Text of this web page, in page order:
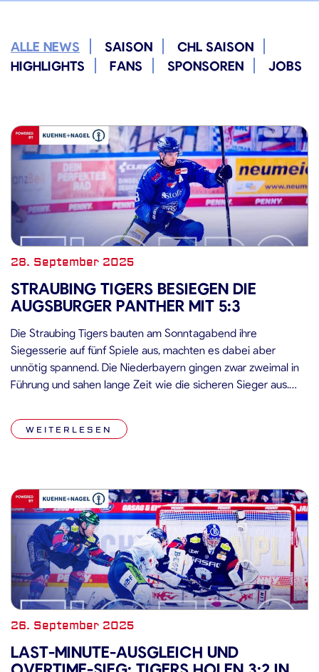
ALLE NEWS SAISON
CHL SAISON
HIGHLIGHTS
FANS SPONSOREN JOBS
28. September 2025
STRAUBING TIGERS BESIEGEN DIE
AUGSBURGER PANTHER MIT 5:3
Die Straubing Tigers bauten am Sonntagabend ihre
Siegesserie auf fünf Spiele aus, machten es dabei aber
unnötig spannend. Die Niederbayern gingen zwar zweimal in
Führung und sahen lange Zeit wie die sicheren Sieger aus.
Renner, steckten nie auf und kamen wieder heran. Ein
Überzahltor von Tim […]
WEITERLESEN
26. September 2025
LAST-MINUTE-AUSGLEICH UND